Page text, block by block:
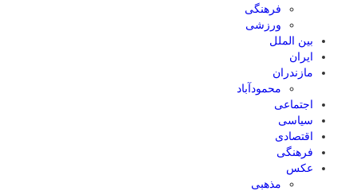
فرهنگی
ورزشی
بین الملل
ایران
مازندران
محمودآباد
اجتماعی
سیاسی
اقتصادی
فرهنگی
عکس
مذهبی